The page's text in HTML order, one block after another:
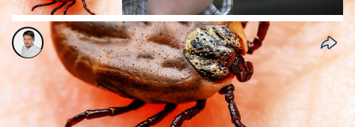
Tomáš Petržela
21. kvě 2024, 12:32
Dávejte si při procházkách přírodou dobrý
pozor. V některých částech naší země je